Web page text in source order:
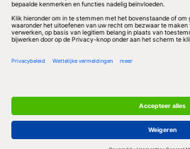
Redactionele partner